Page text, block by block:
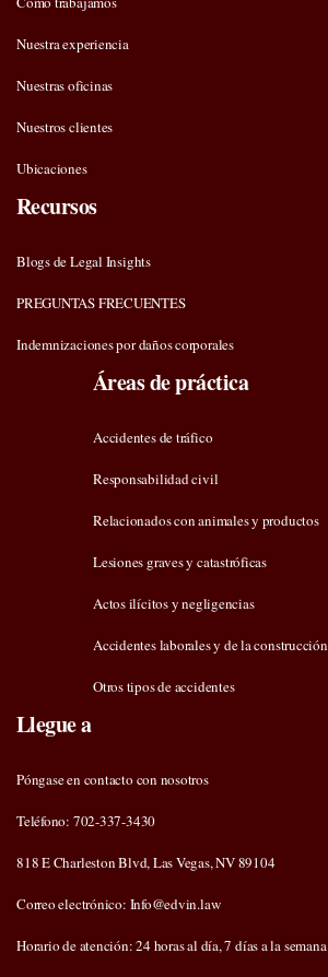
Nuestra experiencia
Nuestras oficinas
Nuestros clientes
Ubicaciones
Recursos
Blogs de Legal Insights
PREGUNTAS FRECUENTES
Indemnizaciones por daños corporales
Áreas de práctica
Accidentes de tráfico
Responsabilidad civil
Relacionados con animales y productos
Lesiones graves y catastróficas
Actos ilícitos y negligencias
Accidentes laborales y de la construcción
Otros tipos de accidentes
Llegue a
Póngase en contacto con nosotros
Teléfono: 702-337-3430
818 E Charleston Blvd, Las Vegas, NV 89104
Correo electrónico: Info@edvin.law
Horario de atención: 24 horas al día, 7 días a la semana